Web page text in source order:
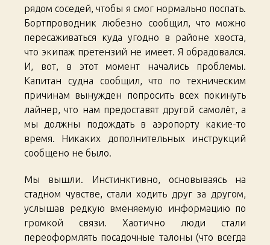
рядом соседей, чтобы я смог нормально поспать.
Бортпроводник любезно сообщил, что можно
пересаживаться куда угодно в районе хвоста,
что экипаж претензий не имеет. Я обрадовался.
И, вот, в этот момент начались проблемы.
Капитан судна сообщил, что по техническим
причинам вынужден попросить всех покинуть
лайнер, что нам предоставят другой самолёт, а
мы должны подождать в аэропорту какие-то
время. Никаких дополнительных инструкций
сообщено не было.
Мы вышли. Инстинктивно, основываясь на
стадном чувстве, стали ходить друг за другом,
услышав редкую вменяемую информацию по
громкой связи. Хаотично люди стали
переоформлять посадочные талоны (что всегда